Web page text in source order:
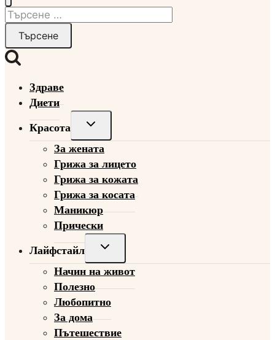
Търсене
Здраве
Диети
Красота
Toggle
child
menu
За жената
Грижа за лицето
Грижа за кожата
Грижа за косата
Маникюр
Прически
Лайфстайл
Toggle
child
menu
Начин на живот
Полезно
Любопитно
За дома
Пътешествие